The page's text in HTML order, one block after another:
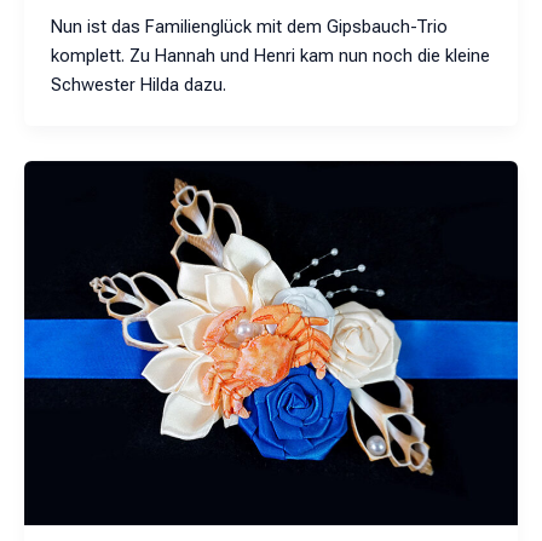
Nun ist das Familienglück mit dem Gipsbauch-Trio
komplett. Zu Hannah und Henri kam nun noch die kleine
Schwester Hilda dazu.